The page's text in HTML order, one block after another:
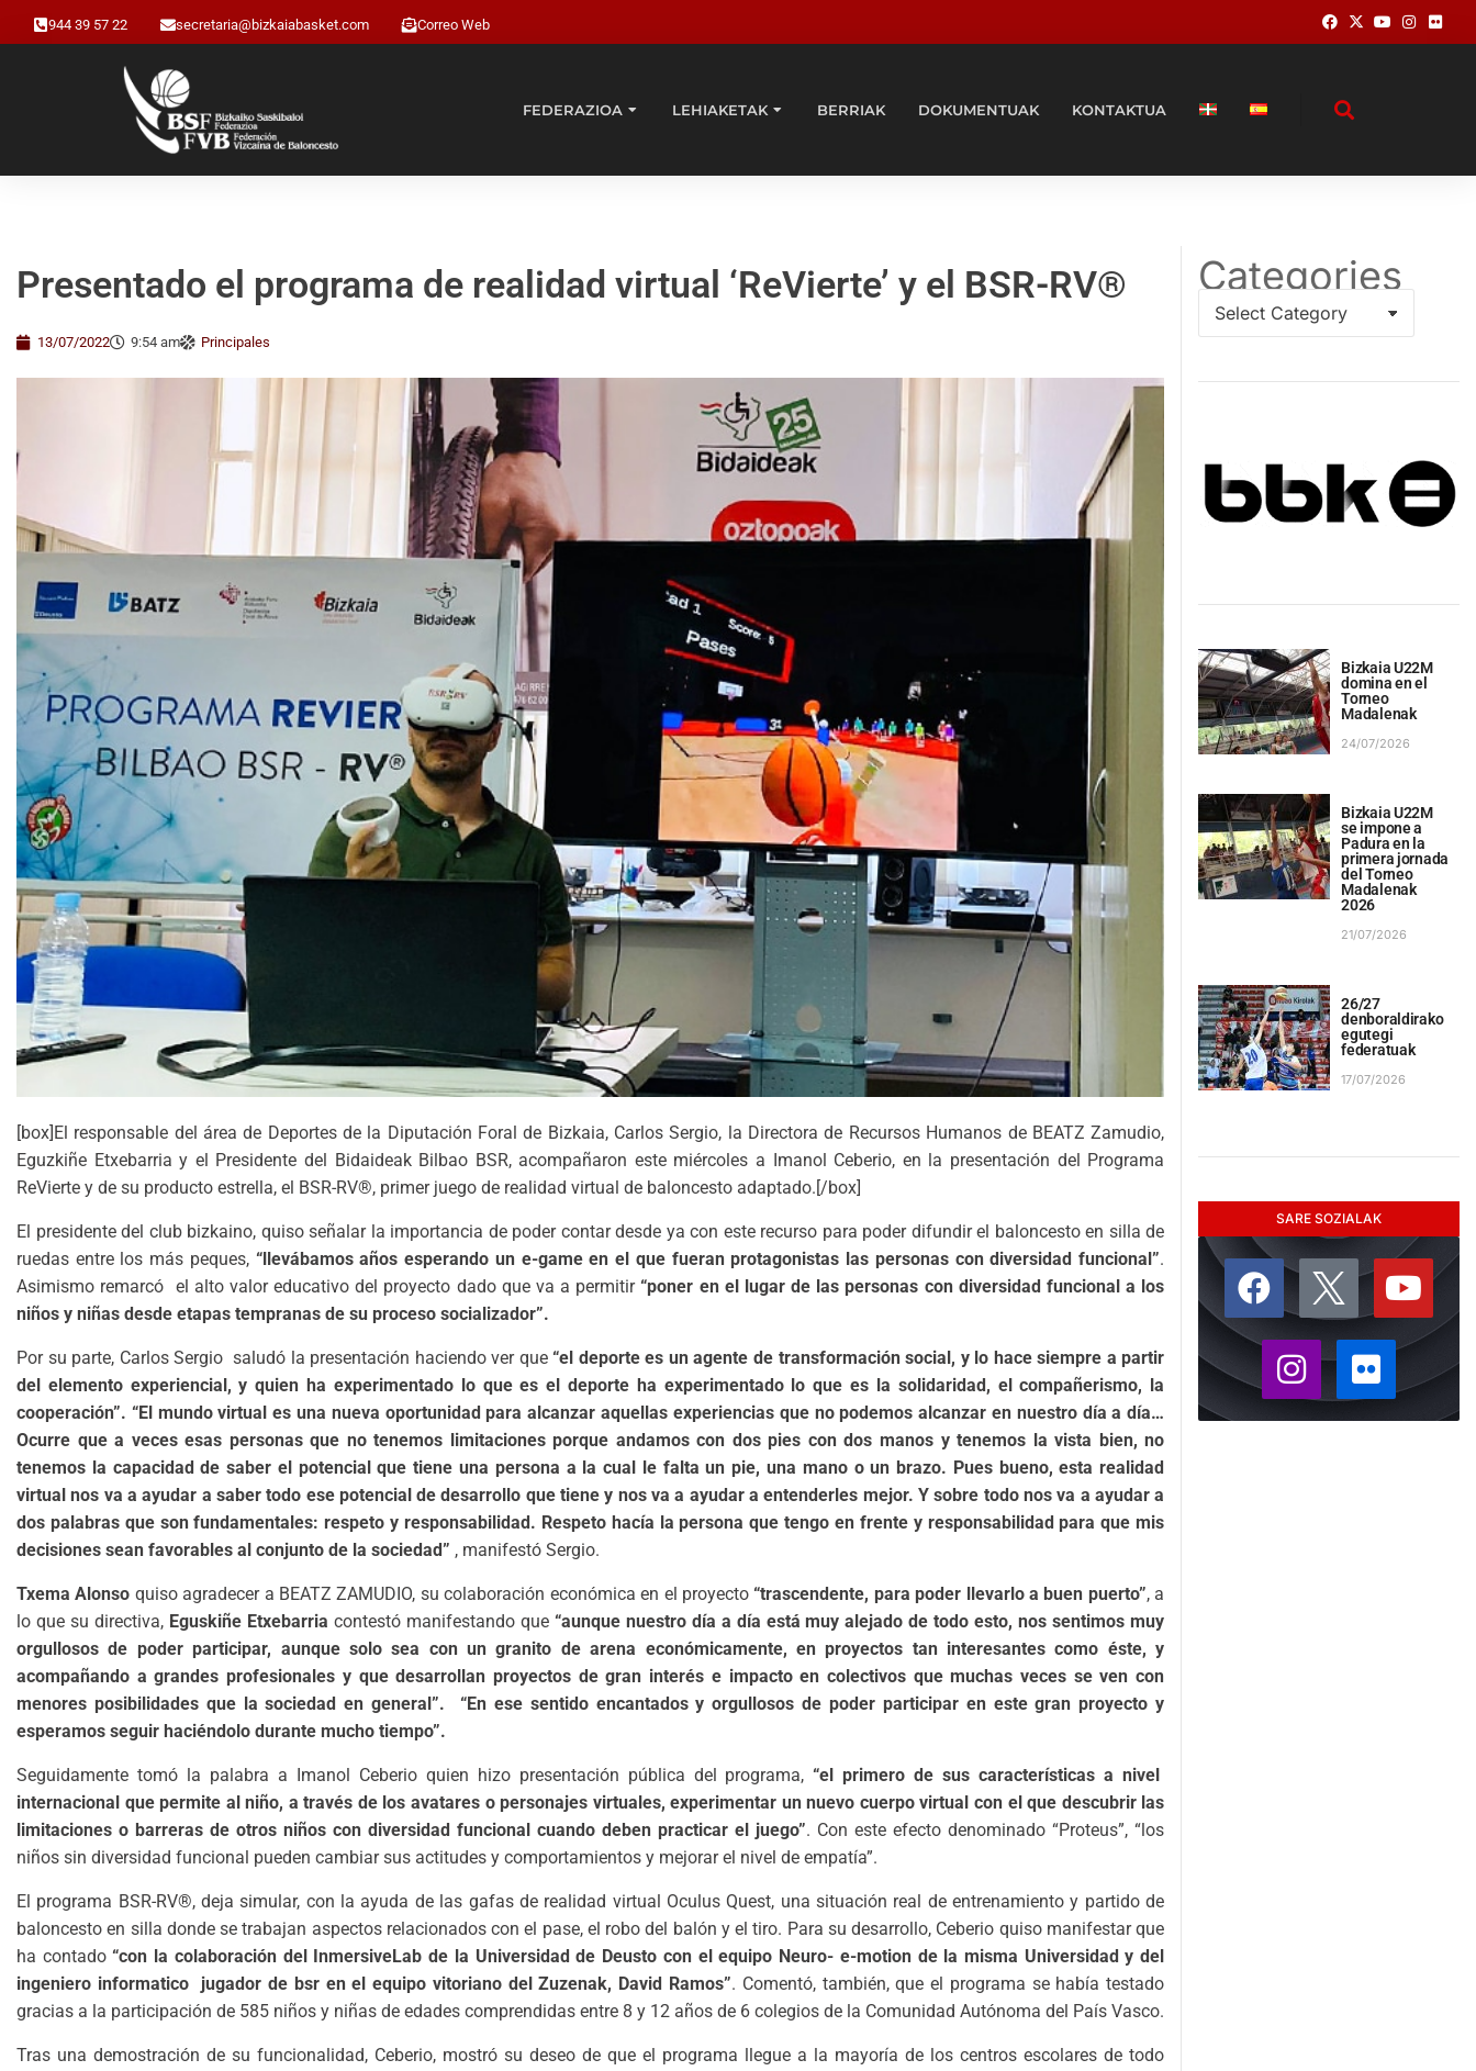
944 39 57 22 secretaria@bizkaiabasket.com Correo Web
FEDERAZIOA LEHIAKETAK BERRIAK DOKUMENTUAK KONTAKTUA
Presentado el programa de realidad virtual ‘ReVierte’ y el BSR-RV®
13/07/2022 9:54 am Principales
[box]El responsable del área de Deportes de la Diputación Foral de Bizkaia, Carlos Sergio, la Directora de Recursos Humanos de BEATZ Zamudio,
Eguzkiñe Etxebarria y el Presidente del Bidaideak Bilbao BSR, acompañaron este miércoles a Imanol Ceberio, en la presentación del Programa
ReVierte y de su producto estrella, el BSR-RV®, primer juego de realidad virtual de baloncesto adaptado.[/box]
El presidente del club bizkaino, quiso señalar la importancia de poder contar desde ya con este recurso para poder difundir el baloncesto en silla de
ruedas entre los más peques, “llevábamos años esperando un e-game en el que fueran protagonistas las personas con diversidad funcional”.
Asimismo remarcó el alto valor educativo del proyecto dado que va a permitir“poner en el lugar de las personas con diversidad funcional a los
niños y niñas desde etapas tempranas de su proceso socializador”.
Por su parte, Carlos Sergio saludó la presentación haciendo ver que“el deporte es un agente de transformación social, y lo hace siempre a partir
del elemento experiencial, y quien ha experimentado lo que es el deporte ha experimentado lo que es la solidaridad, el compañerismo, la
cooperación”. “El mundo virtual es una nueva oportunidad para alcanzar aquellas experiencias que no podemos alcanzar en nuestro día a día…
Ocurre que a veces esas personas que no tenemos limitaciones porque andamos con dos pies con dos manos y tenemos la vista bien, no
tenemos la capacidad de saber el potencial que tiene una persona a la cual le falta un pie, una mano o un brazo. Pues bueno, esta realidad
virtual nos va a ayudar a saber todo ese potencial de desarrollo que tiene y nos va a ayudar a entenderles mejor. Y sobre todo nos va a ayudar a
dos palabras que son fundamentales: respeto y responsabilidad. Respeto hacía la persona que tengo en frente y responsabilidad para que mis
decisiones sean favorables al conjunto de la sociedad” , manifestó Sergio.
Txema Alonso quiso agradecer a BEATZ ZAMUDIO, su colaboración económica en el proyecto“trascendente, para poder llevarlo a buen puerto”, a
lo que su directiva, Eguskiñe Etxebarria contestó manifestando que “aunque nuestro día a día está muy alejado de todo esto, nos sentimos muy
orgullosos de poder participar, aunque solo sea con un granito de arena económicamente, en proyectos tan interesantes como éste, y
acompañando a grandes profesionales y que desarrollan proyectos de gran interés e impacto en colectivos que muchas veces se ven con
menores posibilidades que la sociedad en general”. “En ese sentido encantados y orgullosos de poder participar en este gran proyecto y
esperamos seguir haciéndolo durante mucho tiempo”.
Seguidamente tomó la palabra a Imanol Ceberio quien hizo presentación pública del programa,“el primero de sus características a nivel
internacional que permite al niño, a través de los avatares o personajes virtuales, experimentar un nuevo cuerpo virtual con el que descubrir las
limitaciones o barreras de otros niños con diversidad funcional cuando deben practicar el juego”. Con este efecto denominado “Proteus”, “los
niños sin diversidad funcional pueden cambiar sus actitudes y comportamientos y mejorar el nivel de empatía”.
El programa BSR-RV®, deja simular, con la ayuda de las gafas de realidad virtual Oculus Quest, una situación real de entrenamiento y partido de
baloncesto en silla donde se trabajan aspectos relacionados con el pase, el robo del balón y el tiro. Para su desarrollo, Ceberio quiso manifestar que
ha contado“con la colaboración del InmersiveLab de la Universidad de Deusto con el equipo Neuro- e-motion de la misma Universidad y del
ingeniero informatico jugador de bsr en el equipo vitoriano del Zuzenak, David Ramos”. Comentó, también, que el programa se había testado
gracias a la participación de 585 niños y niñas de edades comprendidas entre 8 y 12 años de 6 colegios de la Comunidad Autónoma del País Vasco.
Tras una demostración de su funcionalidad, Ceberio, mostró su deseo de que el programa llegue a la mayoría de los centros escolares de todo
Categories
Bizkaia U22M
domina en el
Torneo
Madalenak
24/07/2026
Bizkaia U22M
se impone a
Padura en la
primera jornada
del Torneo
Madalenak
2026
21/07/2026
26/27
denboraldirako
egutegi
federatuak
17/07/2026
SARE SOZIALAK